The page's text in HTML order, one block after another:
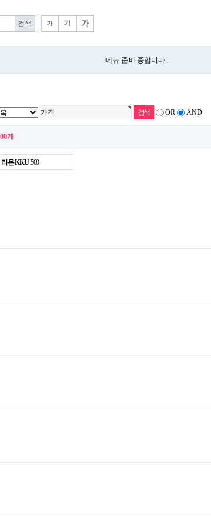
메뉴 준비 중입니다.
OR AND
개
라온 KKU 500